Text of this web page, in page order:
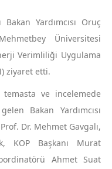
Yardımcısı Oruç
Üniversitesi
Verimliliği Uygulama
ziyaret etti.
ve incelemede
Bakan Yardımcısı
Dr. Mehmet Gavgalı,
KOP Başkanı Murat
Ahmet Suat